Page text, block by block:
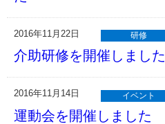
2016年11月22日 研修
介助研修を開催しました
2016年11月14日 イベント
運動会を開催しました